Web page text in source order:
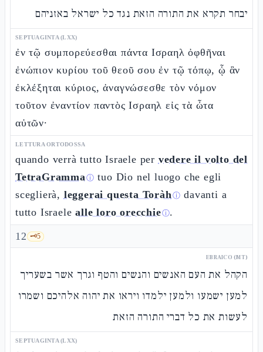
יבחר תקרא את התורה הזאת נגד כל ישראל באזניהם
SEPTUAGINTA (LXX)
ἐν τῷ συμπορεύεσθαι πάντα Ισραηλ ὀφθῆναι
ἐνώπιον κυρίου τοῦ θεοῦ σου ἐν τῷ τόπῳ, ᾧ ἂν
ἐκλέξηται κύριος, ἀναγνώσεσθε τὸν νόμον
τοῦτον ἐναντίον παντὸς Ισραηλ εἰς τὰ ὦτα
αὐτῶν·
LETTURA ORTODOSSA
quando verrà tutto Israele per vedere il volto del
TetraGrammaⓘ tuo Dio nel luogo che egli
sceglierà, leggerai questa Toràhⓘ davanti a
tutto Israelealle loro orecchieⓘ.
12 🗝️5
EBRAICO (MT)
הקהל את העם האנשים והנשים והטף וגרך אשר בשעריך
למען ישמעו ולמען ילמדו ויראו את יהוה אלהיכם ושמרו
לעשות את כל דברי התורה הזאת
SEPTUAGINTA (LXX)